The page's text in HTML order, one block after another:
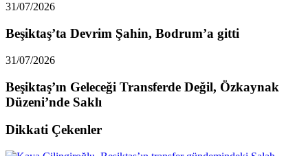
31/07/2026
Beşiktaş’ta Devrim Şahin, Bodrum’a gitti
31/07/2026
Beşiktaş’ın Geleceği Transferde Değil, Özkaynak
Düzeni’nde Saklı
Dikkati Çekenler